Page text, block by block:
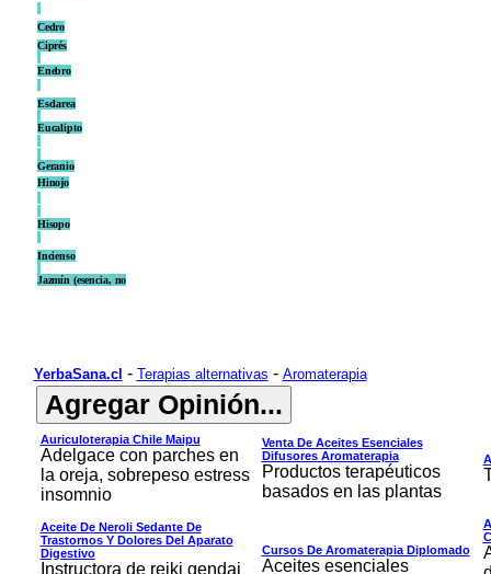
Cedro
Ciprés
Enebro
Esclarea
Eucalipto
Geranio
Hinojo
Hisopo
Incienso
Jazmín (esencia, no
YerbaSana.cl - Terapias alternativas - Aromaterapia
Auriculoterapia Chile Maipu
Adelgace con parches en
la oreja, sobrepeso estress
insomnio
Venta De Aceites Esenciales
Difusores Aromaterapia
Productos terapéuticos
basados en las plantas
Aceite De Neroli Sedante De
Trastornos Y Dolores Del Aparato
Digestivo
Instructora de reiki gendai
Cursos De Aromaterapia Diplomado
Aceites esenciales